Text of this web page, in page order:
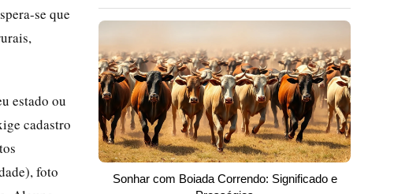
se que
estado ou
cadastro
foto
Sonhar com Boiada Correndo: Significado e